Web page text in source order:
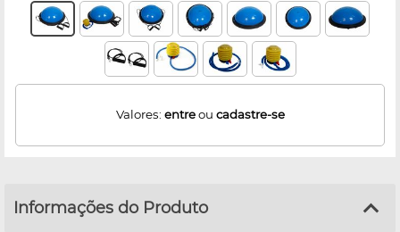
Valores: entreou cadastre-se
Informações do Produto